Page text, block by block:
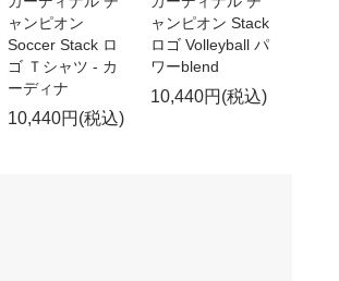
ャンピオン
Soccer Stack ロ
ゴ Ｔシャツ - カ
ーディナ
10,440円(税込)
ャンピオン Stack
ロゴ Volleyball パ
ワーblend
10,440円(税込)